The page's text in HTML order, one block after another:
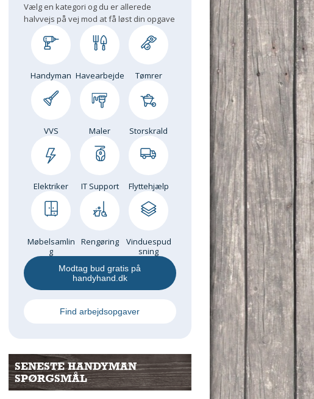
Vælg en kategori og du er allerede
halvvejs på vej mod at få løst din opgave
Handyman Havearbejde Tømrer
VVS Maler Storskrald
Elektriker IT Support Flyttehjælp
Møbelsamlin
g
Rengøring
Vinduespud
sning
Modtag bud gratis på
handyhand.dk
Find arbejdsopgaver
SENESTE HANDYMAN
SPØRGSMÅL